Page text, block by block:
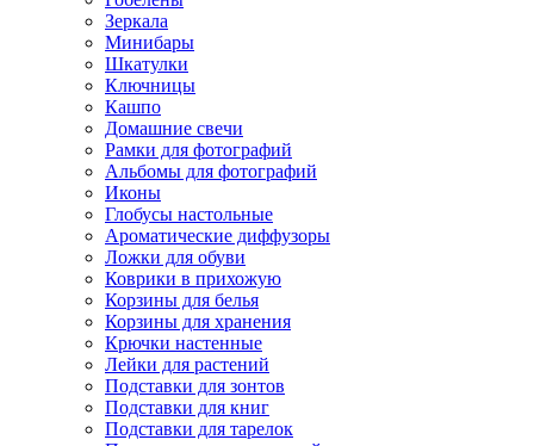
Зеркала
Минибары
Шкатулки
Ключницы
Кашпо
Домашние свечи
Рамки для фотографий
Альбомы для фотографий
Иконы
Глобусы настольные
Ароматические диффузоры
Ложки для обуви
Коврики в прихожую
Корзины для белья
Корзины для хранения
Крючки настенные
Лейки для растений
Подставки для зонтов
Подставки для книг
Подставки для тарелок